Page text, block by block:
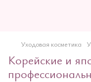
Уходовая косметика
Корейские и